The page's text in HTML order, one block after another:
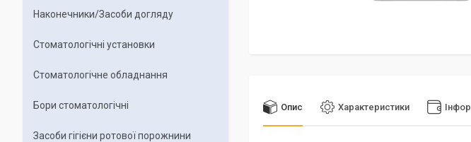
Опис Характеристики
Наконечники/Засоби догляду
Стоматологічні установки
Стоматологічне обладнання
Бори стоматологічні
Засоби гігієни ротової порожнини